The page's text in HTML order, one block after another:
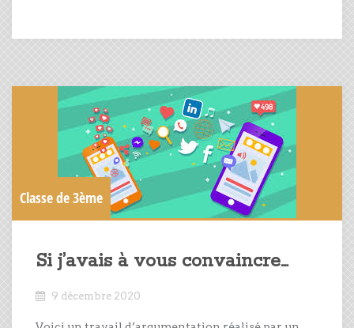
Classe de 3ème
Si j’avais à vous convaincre…
9 décembre 2020